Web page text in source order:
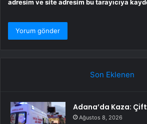
adresim ve site adresim bu tarayıcıya
Son Eklenen
Adana’da Kaza:
Ağustos 8, 2026